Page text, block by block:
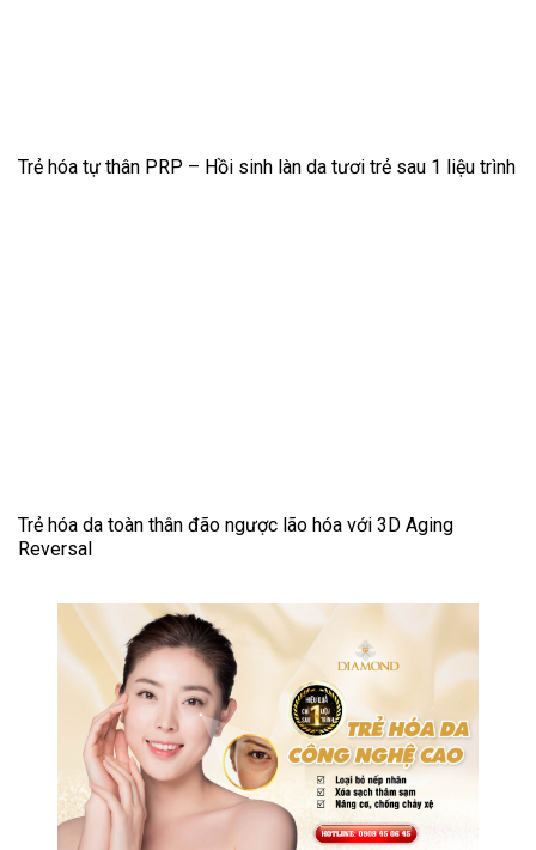
Trẻ hóa tự thân PRP – Hồi sinh làn da tươi trẻ sau 1 liệu trình
Trẻ hóa da toàn thân đão ngược lão hóa với 3D Aging
Reversal